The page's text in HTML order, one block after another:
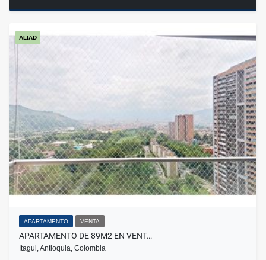
ALIAD
APARTAMENTO VENTA
APARTAMENTO DE 89M2 EN VENT…
Itagui, Antioquia, Colombia